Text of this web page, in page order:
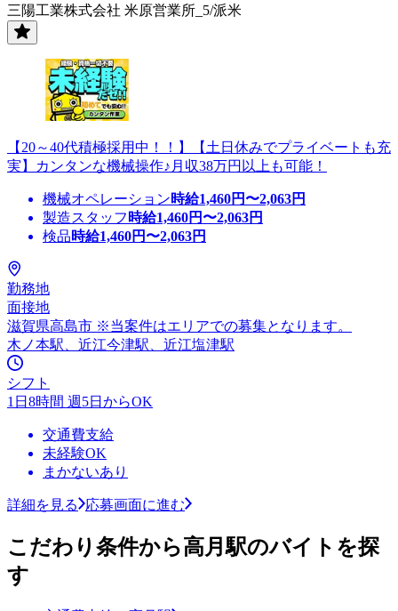
三陽工業株式会社 米原営業所_5/派米
【20～40代積極採用中！！】【土日休みでプライベートも充
実】カンタンな機械操作♪月収38万円以上も可能！
機械オペレーション時給1,460円〜2,063円
製造スタッフ 時給1,460円〜2,063円
検品時給1,460円〜2,063円
勤務地
面接地
滋賀県高島市 ※当案件はエリアでの募集となります。
木ノ本駅、近江今津駅、近江塩津駅
シフト
1日8時間 週5日からOK
交通費支給
未経験OK
まかないあり
詳細を見る 応募画面に進む
こだわり条件から高月駅のバイトを探
す